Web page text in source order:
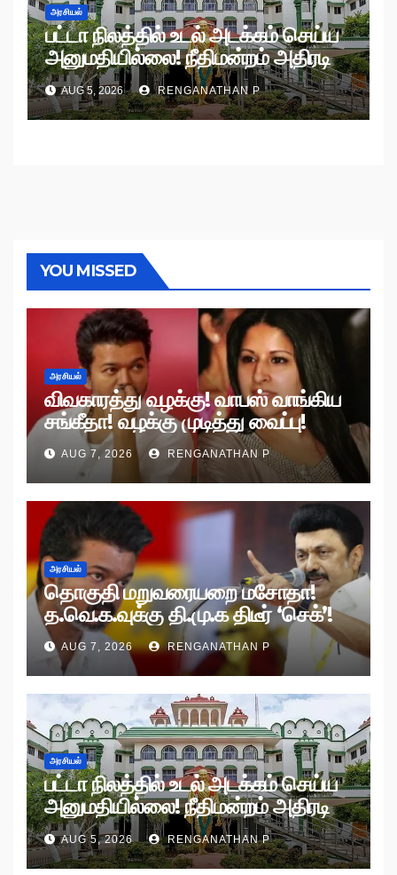
அரசியல்
பட்டா நிலத்தில் உடல் அடக்கம் செய்ய
அனுமதியில்லை! நீதிமன்றம் அதிரடி
உத்தரவு!
AUG 5, 2026 RENGANATHAN P
YOU MISSED
அரசியல்
விவகாரத்து வழக்கு! வாபஸ் வாங்கிய
சங்கீதா! வழக்கு முடித்து வைப்பு!
AUG 7, 2026 RENGANATHAN P
அரசியல்
தொகுதி மறுவரையறை மசோதா!
த.வெ.க.வுக்கு தி.மு.க திடீர் ‘செக்’!
AUG 7, 2026 RENGANATHAN P
அரசியல்
பட்டா நிலத்தில் உடல் அடக்கம் செய்ய
அனுமதியில்லை! நீதிமன்றம் அதிரடி
உத்தரவு!
AUG 5, 2026 RENGANATHAN P